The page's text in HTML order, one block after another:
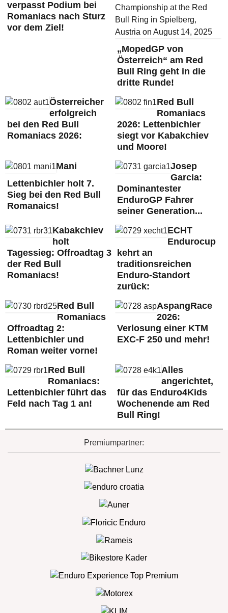
verpasst Podium bei
Romaniacs nach Sturz
vor dem Ziel!
„MopedGP von
Österreich“ am Red
Bull Ring geht in die
dritte Runde!
Österreicher
erfolgreich
bei den Red Bull
Romaniacs 2026:
Red Bull
Romaniacs
2026: Lettenbichler
siegt vor Kabakchiev
und Moore!
Mani
Lettenbichler holt 7.
Sieg bei den Red Bull
Romanaics!
Josep
Garcia:
Dominantester
EnduroGP Fahrer
seiner Generation...
Kabakchiev
holt
Tagessieg: Offroadtag 3
der Red Bull
Romaniacs!
ECHT
Endurocup
kehrt an
traditionsreichen
Enduro-Standort
zurück:
Red Bull
Romaniacs
Offroadtag 2:
Lettenbichler und
Roman weiter vorne!
AspangRace
2026:
Verlosung einer KTM
EXC-F 250 und mehr!
Red Bull
Romaniacs:
Lettenbichler führt das
Feld nach Tag 1 an!
Alles
angerichtet,
für das Enduro4Kids
Wochenende am Red
Bull Ring!
Premiumpartner: